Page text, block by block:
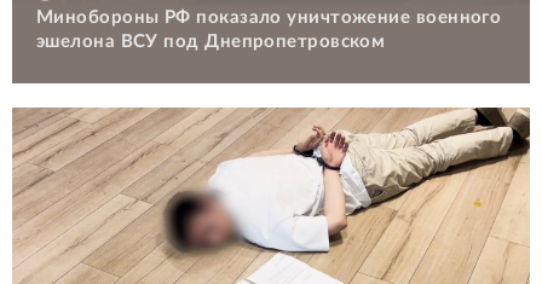
Минобороны РФ показало уничтожение военного
эшелона ВСУ под Днепропетровском